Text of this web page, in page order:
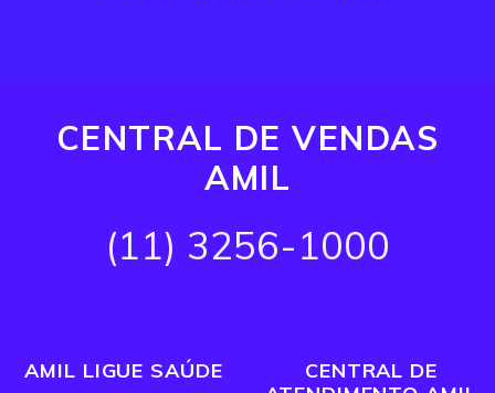
CENTRAL DE VENDAS
AMIL
(11) 3256-1000
AMIL LIGUE SAÚDE
CENTRAL DE